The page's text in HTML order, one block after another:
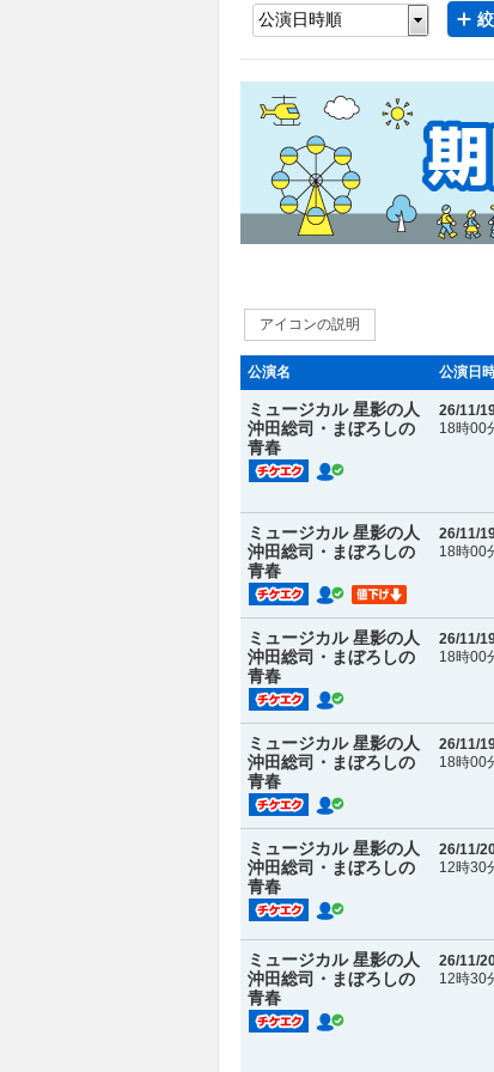
アイコンの説明
公演名 公演日
ミュージカル 星影の人
沖田総司・まぼろしの
青春
26/11/
18時00
ミュージカル 星影の人
沖田総司・まぼろしの
青春
26/11/
18時00
ミュージカル 星影の人
沖田総司・まぼろしの
青春
26/11/
18時00
ミュージカル 星影の人
沖田総司・まぼろしの
青春
26/11/
18時00
ミュージカル 星影の人
沖田総司・まぼろしの
青春
26/11/
12時30
ミュージカル 星影の人
沖田総司・まぼろしの
青春
26/11/
12時30